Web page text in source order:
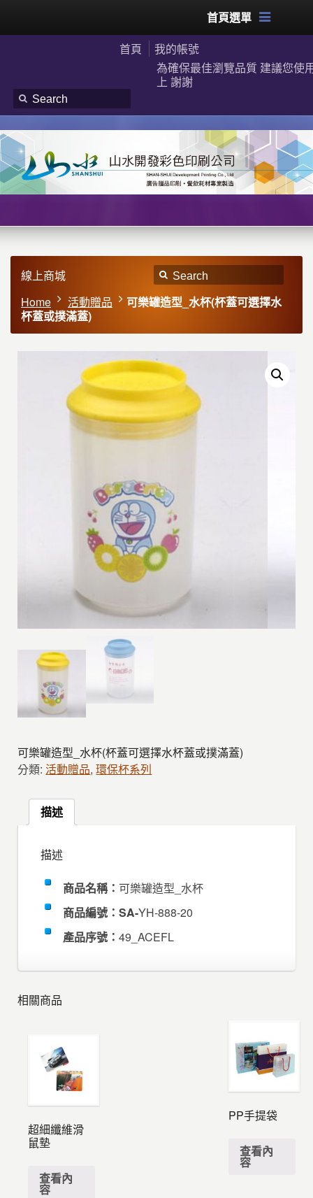
首頁選單
首頁
我的帳號
為確保最佳瀏覽品質 建議您使
上 謝謝
線上商城
Home
活動贈品
可樂罐造型_水杯(杯蓋可選擇水
杯蓋或撲滿蓋)
可樂罐造型_水杯(杯蓋可選擇水杯蓋或撲滿蓋)
分類:活動贈品,環保杯系列
描述
描述
商品名稱： 可樂罐造型_水杯
商品編號：SA-YH-888-20
產品序號：49_ACEFL
相關商品
超細纖維滑
鼠墊
查看內
容
PP手提袋
查看內
容